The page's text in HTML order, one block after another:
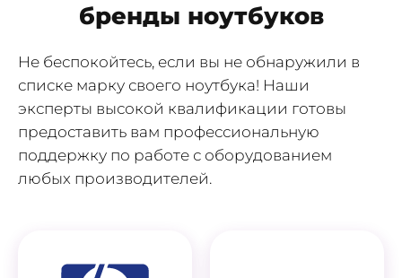
бренды ноутбуков
Не беспокойтесь, если вы не обнаружили в
списке марку своего ноутбука! Наши
эксперты высокой квалификации готовы
предоставить вам профессиональную
поддержку по работе с оборудованием
любых производителей.